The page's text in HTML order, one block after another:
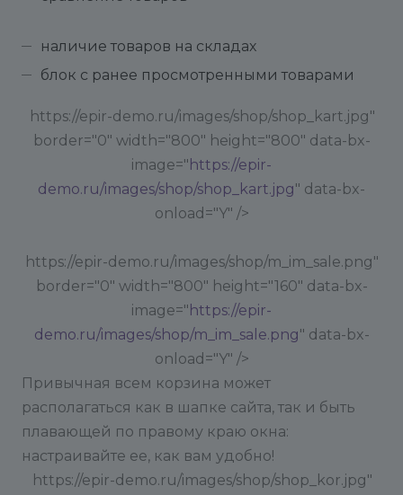
наличие товаров на складах
блок с ранее просмотренными товарами
https://epir-demo.ru/images/shop/shop_kart.jpg"
border="0" width="800" height="800" data-bx-
image=" https://epir-
demo.ru/images/shop/shop_kart.jpg" data-bx-
onload="Y" />
https://epir-demo.ru/images/shop/m_im_sale.png"
border="0" width="800" height="160" data-bx-
image=" https://epir-
demo.ru/images/shop/m_im_sale.png" data-bx-
onload="Y" />
Привычная всем корзина может
располагаться как в шапке сайта, так и быть
плавающей по правому краю окна:
настраивайте ее, как вам удобно!
https://epir-demo.ru/images/shop/shop_kor.jpg"